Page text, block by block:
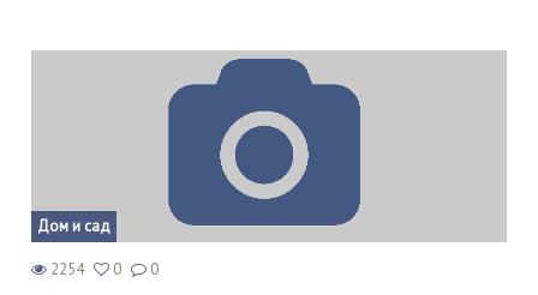
Дом и сад
2254 0 0